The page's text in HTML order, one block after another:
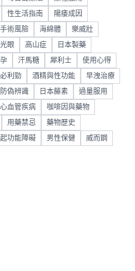
性生活指南 陽痿成因
手術風險 海綿體 樂威壯
眼 高山症 日本製藥
汗馬糖 犀利士 使用心得
必利勁 酒精與性功能 早洩治療
防偽辨識 日本藤素 過量服用
心血管疾病 咖啡因與藥物
用藥禁忌 藥物歷史
功能障礙 男性保健 威而鋼